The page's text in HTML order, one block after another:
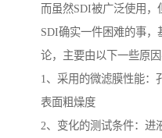
而虽然SDI被广泛使用
SDI确实一件困难的事
论，主要由以下一些原因
1、采用的微滤膜性能：
表面粗燥度
2、变化的测试条件：进